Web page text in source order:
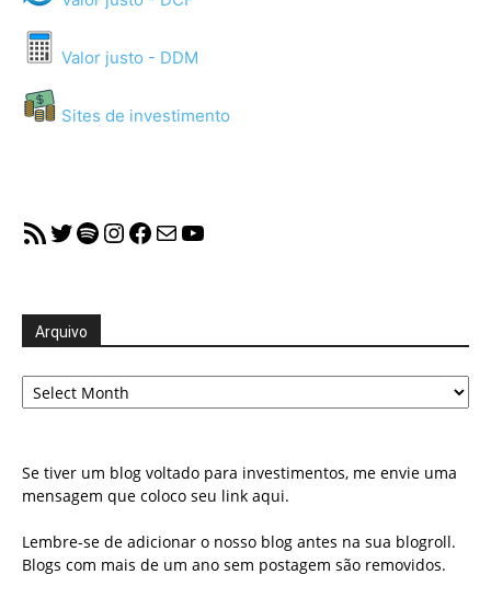
Valor justo - DDM
Sites de investimento
RSS FeedTwitter
Spotify
Instagram
Facebook
MailYouTube
Arquivo
Arquivo
Se tiver um blog voltado para investimentos, me envie uma
mensagem que coloco seu link aqui.
Lembre-se de adicionar o nosso blog antes na sua blogroll.
Blogs com mais de um ano sem postagem são removidos.